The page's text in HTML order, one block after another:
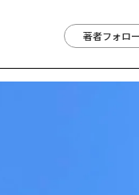
著者フォロー